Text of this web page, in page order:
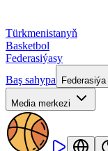
Türkmenistanyň
Basketbol
Federasiýasy
Baş sahypa
Federasiýa
Media merkezi